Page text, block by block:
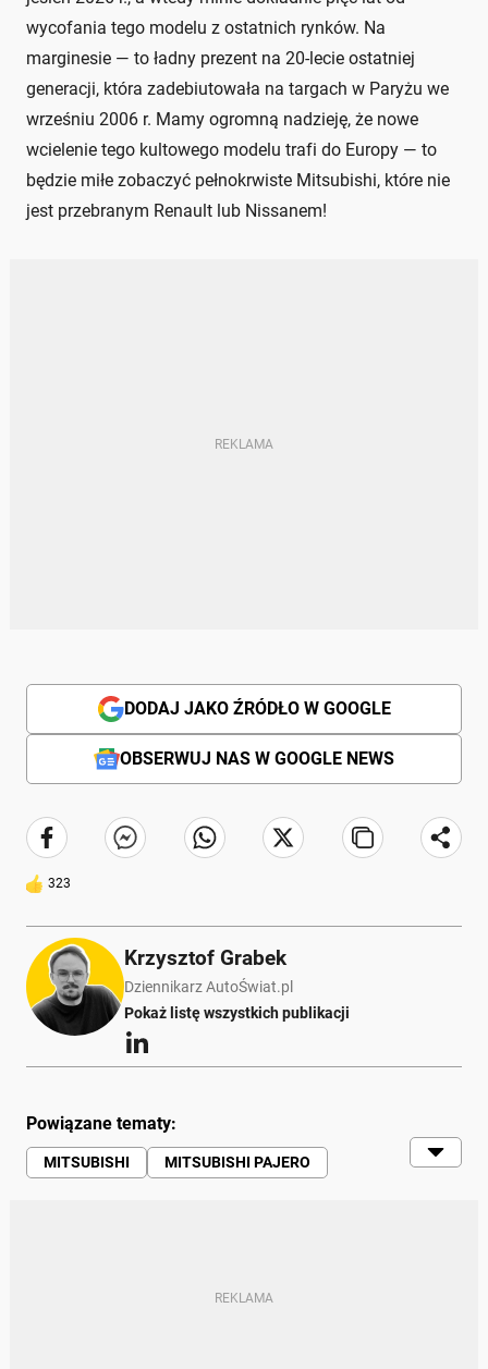
wycofania tego modelu z ostatnich rynków. Na
marginesie — to ładny prezent na 20-lecie ostatniej
generacji, która zadebiutowała na targach w Paryżu we
wrześniu 2006 r. Mamy ogromną nadzieję, że nowe
wcielenie tego kultowego modelu trafi do Europy — to
będzie miłe zobaczyć pełnokrwiste Mitsubishi, które nie
jest przebranym Renault lub Nissanem!
DODAJ JAKO ŹRÓDŁO W GOOGLE
OBSERWUJ NAS W GOOGLE NEWS
323
Krzysztof Grabek
Dziennikarz AutoŚwiat.pl
Pokaż listę wszystkich publikacji
Powiązane tematy:
MITSUBISHI
MITSUBISHI PAJERO